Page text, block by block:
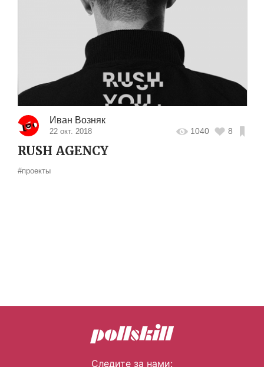
Иван Возняк
22 окт. 2018 1040 8
RUSH AGENCY
#проекты
Следите за нами: